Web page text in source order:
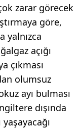
zarar görecek
göre,
yalnızca
açığı
çıkması
olumsuz
ayı bulması
dışında
yaşayacağı